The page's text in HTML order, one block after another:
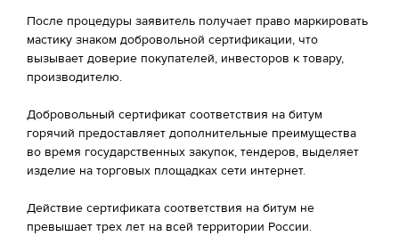
После процедуры заявитель получает право маркировать
мастику знаком добровольной сертификации, что
вызывает доверие покупателей, инвесторов к товару,
производителю.
Добровольный сертификат соответствия на битум
горячий предоставляет дополнительные преимущества
во время государственных закупок, тендеров, выделяет
изделие на торговых площадках сети интернет.
Действие сертификата соответствия на битум не
превышает трех лет на всей территории России.